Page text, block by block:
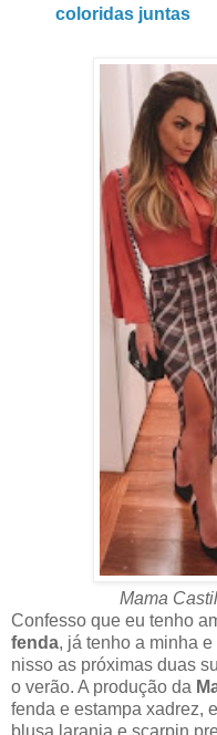
coloridas juntas
Mama
Confesso que eu tenho
fenda, já tenho a minha
nisso as próximas duas
o verão. A produção da
fenda e estampa xadrez,
blusa laranja e scarpin